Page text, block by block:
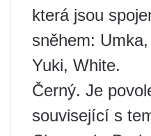
která jsou
sněhem:
Yuki, White.
Černý. Je
související s